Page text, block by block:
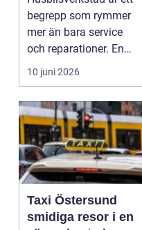
begrepp som rymmer
mer än bara service
och reparationer. En
vä...
10 juni 2026
Taxi Östersund
smidiga resor i en